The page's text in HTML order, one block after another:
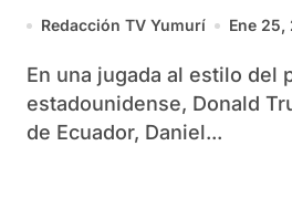
Redacción TV Yumurí Ene 25,
En una jugada al estilo del presidente
estadounidense, Donald
de Ecuador, Daniel...